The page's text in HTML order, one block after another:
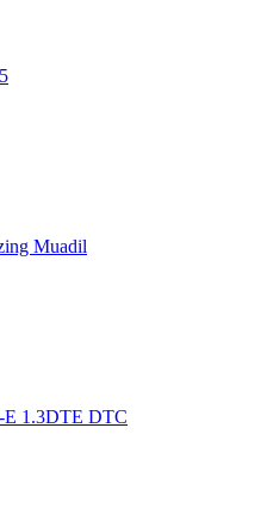
Muadil
E 1.3DTE DTC